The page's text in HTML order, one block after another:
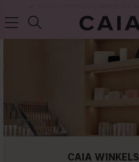
CAIA WINKELS
droogshamp